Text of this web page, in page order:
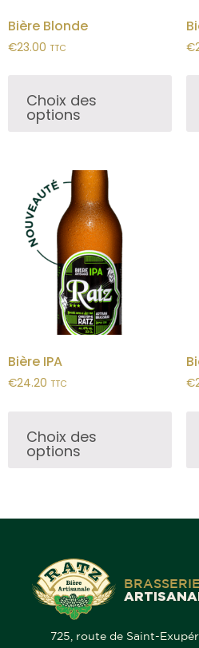
Bière Blonde
€23.00 TTC
Choix des
options
€
Bière IPA
€24.20 TTC
Choix des
options
€
BRASSERIE
725, route de Saint-